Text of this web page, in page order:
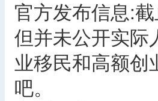
官方发布信息:
但并未公开实际
业移民和高额创
吧。